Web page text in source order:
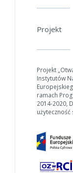
W zależności od
Jeśli generowanie
Projekt
Projekt
Instytutów
ramach
2014-2020,